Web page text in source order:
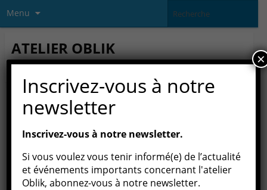
Menu
ATELIER OBLIK
association culturelle loi 1901
Suivi de commande
de commande dans la boite ci-dessous et cliquer le bouton
confirmation que vous avez du recevoir.
N° de commande E-mail de facturation
Inscrivez-vous à notre
newsletter
Inscrivez-vous à notre newsletter.
Si vous voulez vous tenir informé(e) de l’actualité
et événements importants concernant l'atelier
Oblik, abonnez-vous à notre newsletter.
×